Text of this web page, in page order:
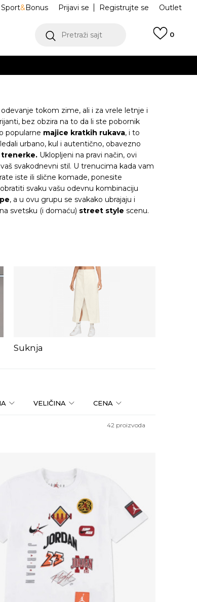
Outlet
Prijavi se Registrujte se
Sport&Bonus
Pretraži sajt 0
VIŠE
tokom zime, ali i za vrele letnje i
bez obzira na to da li ste pobornik
popularne majice kratkih rukava, i to
urbano, kul i autentično, obavezno
Uklopljeni na pravi način, ovi
svakodnevni stil. U trenucima kada vam
iste ili slične komade, ponesite
svaku vašu odevnu kombinaciju
, a u ovu grupu se svakako ubrajaju i
svetsku (i domaću) street style scenu.
Suknja
VELIČINA CENA
42 proizvoda